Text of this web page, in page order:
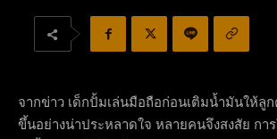
จากข่าว เด็กปั้มเล่นมือถือก่อนเติมน้ำมันให้ลู
ขึ้นอย่างน่าประหลาดใจ หลายคนจึงสงสัย กา